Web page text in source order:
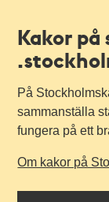
Kakor
På
sammanställa
fungera på ett
Om kakor på